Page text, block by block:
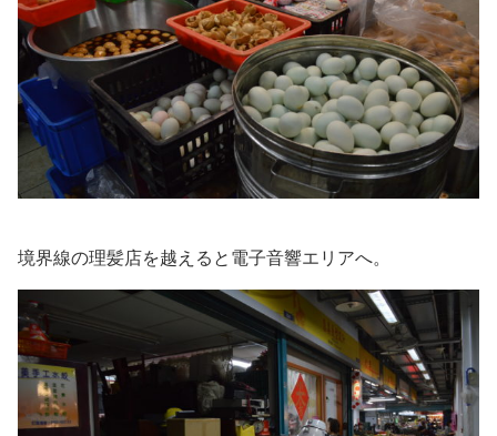
境界線の理髪店を越えると電子音響エリアへ。